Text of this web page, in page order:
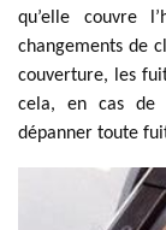
qu’elle couvre
changements de
couverture, les
cela, en cas de
dépanner toute